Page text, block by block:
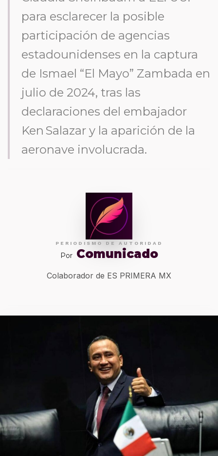
para esclarecer la posible
participación de agencias
estadounidenses en la captura
de Ismael “El Mayo” Zambada en
julio de 2024, tras las
declaraciones del embajador
Ken Salazar y la aparición de la
aeronave involucrada.
PERIODISMO DE AUTORIDAD
Por Comunicado
Colaborador de ES PRIMERA MX